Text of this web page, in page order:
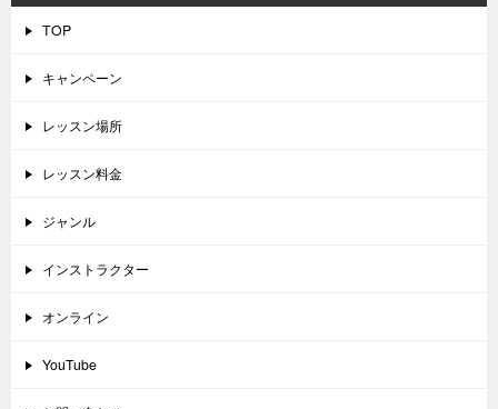
TOP
キャンペーン
レッスン場所
レッスン料金
ジャンル
インストラクター
オンライン
YouTube